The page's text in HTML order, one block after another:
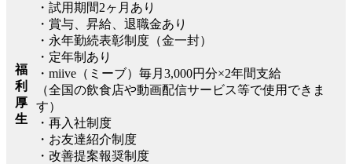
福
利
厚
生
・試用期間2ヶ月あり
・賞与、昇給、退職金あり
・永年勤続表彰制度（金一封）
・定年制あり
・miive（ミーブ）毎月3,000円分×2年間支給
（全国の飲食店や動画配信サービス等で使用できま
す）
・再入社制度
・お友達紹介制度
・改善提案報奨制度